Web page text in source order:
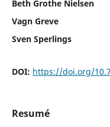
Beth Grothe Nielsen
Vagn Greve
Sven Sperlings
DOI: https://doi.org/
Resumé